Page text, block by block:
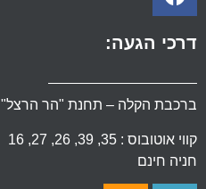
דרכי הגעה:
ברכבת הקלה – תחנת "הר הרצל"
קווי אוטובוס : 35, 39, 26, 27, 16
חניה חינם